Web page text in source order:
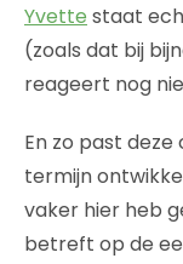
Yvette staat
(zoals dat bij
reageert nog
En zo past
termijn
vaker hier heb
betreft op de